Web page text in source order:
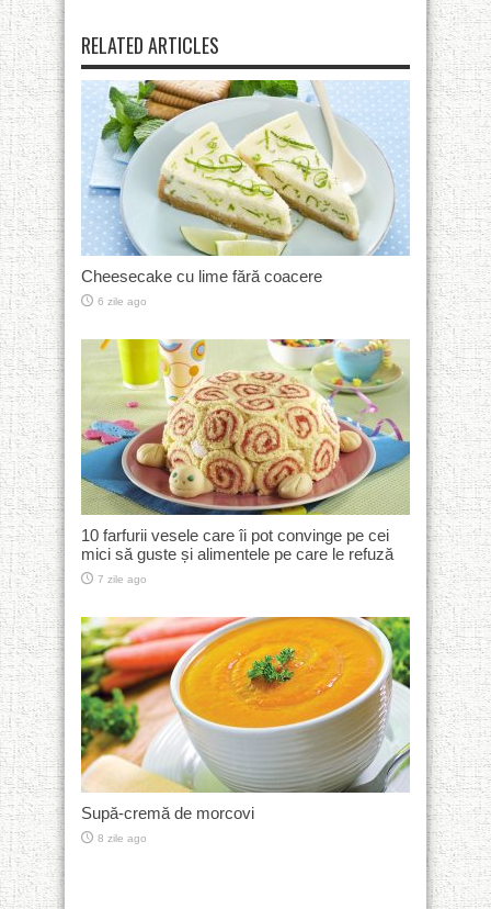
RELATED ARTICLES
Cheesecake cu lime fără coacere
6 zile ago
10 farfurii vesele care îi pot convinge pe cei
mici să guste și alimentele pe care le refuză
7 zile ago
Supă-cremă de morcovi
8 zile ago